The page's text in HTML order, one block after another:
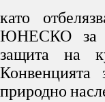
като
ЮНЕСКО за
защита на
Конвенцията
природно